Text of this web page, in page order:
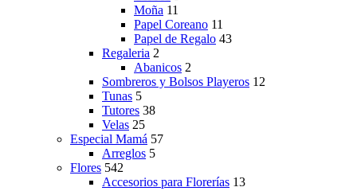
Moña 11
Papel Coreano 11
Papel de Regalo 43
Regaleria 2
Abanicos 2
Sombreros y Bolsos Playeros 12
Tunas 5
Tutores 38
Velas 25
Especial Mamá 57
Arreglos 5
Flores 542
Accesorios para Florerías 13